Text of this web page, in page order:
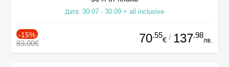
Дата: 30.07 - 30.09 + all inclusive
-15%
83.00€ 70.55
€ / 137.98
лв.